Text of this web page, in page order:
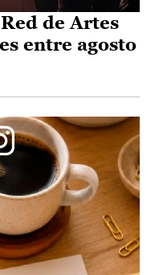
de Artes
entre agosto